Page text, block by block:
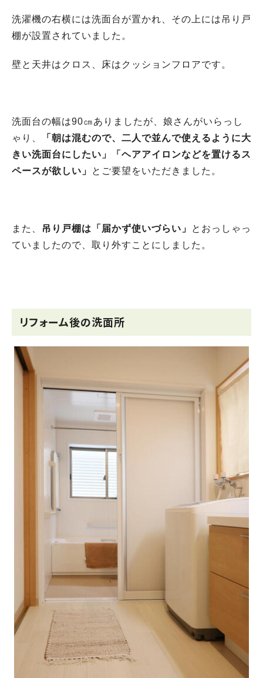
洗濯機の右横には洗面台が置かれ、その上には吊り戸
棚が設置されていました。
壁と天井はクロス、床はクッションフロアです。
洗面台の幅は90㎝ありましたが、娘さんがいらっし
ゃり、
「朝は混むので、二人で並んで使えるように大
きい洗面台にしたい」「ヘアアイロンなどを置けるス
ペースが欲しい」
とご要望をいただきました。
また、 吊り戸棚は「届かず使いづらい」
とおっしゃっ
ていましたので、取り外すことにしました。
リフォーム後の洗面所